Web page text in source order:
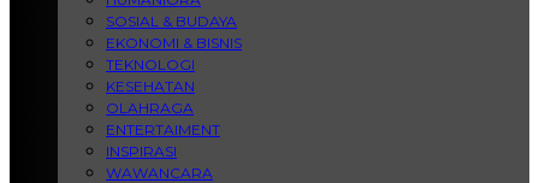
SOSIAL & BUDAYA
EKONOMI & BISNIS
TEKNOLOGI
KESEHATAN
OLAHRAGA
ENTERTAIMENT
INSPIRASI
WAWANCARA